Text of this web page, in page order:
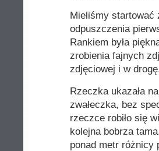
Mieliśmy startować
odpuszczenia
Rankiem była
zrobienia fajnych
zdjęciowej i w
Rzeczka ukazała
zwałeczka, bez
rzeczce robiło się
kolejna bobrza
ponad metr różnicy